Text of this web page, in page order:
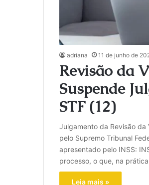
adriana 11 de junho de
Revisão da
Suspende
STF (12)
Julgamento da Revisão da
pelo Supremo Tribunal
apresentado pelo INSS:
processo, o que, na
Leia mais »